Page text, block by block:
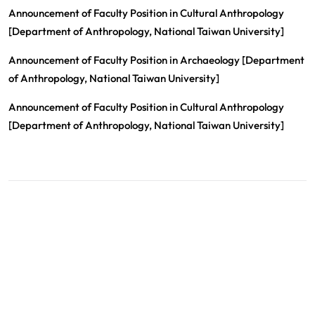
Announcement of Faculty Position in Cultural Anthropology
[Department of Anthropology, National Taiwan University]
Announcement of Faculty Position in Archaeology [Department
of Anthropology, National Taiwan University]
Announcement of Faculty Position in Cultural Anthropology
[Department of Anthropology, National Taiwan University]